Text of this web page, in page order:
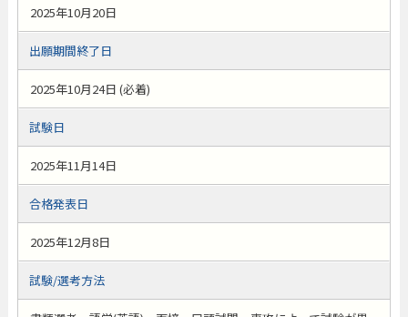
2025年10月20日
出願期間終了日
2025年10月24日 (必着)
試験日
2025年11月14日
合格発表日
2025年12月8日
試験/選考方法